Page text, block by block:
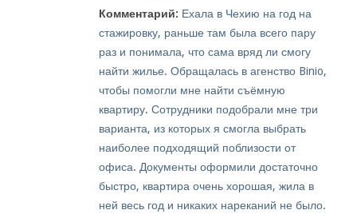
Комментарий: Ехала в Чехию на год на
стажировку, раньше там была всего пару
раз и понимала, что сама вряд ли смогу
найти жилье. Обращалась в агенство Binio,
чтобы помогли мне найти съёмную
квартиру. Сотрудники подобрали мне три
варианта, из которых я смогла выбрать
наиболее подходящий поблизости от
офиса. Документы оформили достаточно
быстро, квартира очень хорошая, жила в
ней весь год и никаких нареканий не было.